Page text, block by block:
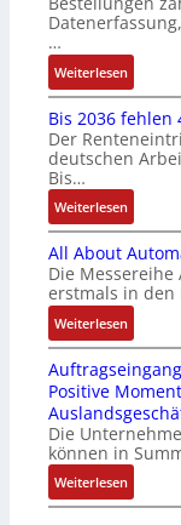
i
F
a
n
u
c
C
-
S
y
t
e
m
e
e
u
n
b
e
ä
t
i
g
R
e
i
e
g
a
r
m
u
l
t
i
v
r
i
b
l
e
S
e
u
e
r
u
n
o
s
e
I
n
t
e
g
r
a
t
i
o
n
v
o
n
A
G
V
u
n
d
…
Weiterlesen:
K
I
b
r
a
u
c
h
t
S
t
r
u
k
t
u
r
Bis 2036
Der
deutschen
Bis…
Weiterlesen:
B
i
s
2
0
3
6
f
e
h
l
e
n
All About
Die
erstmals in
Weiterlesen:
A
l
l
A
b
o
u
t
Positive
Die
können in
Weiterlesen:
A